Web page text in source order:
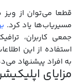
قطعا می‌توان از ویز
مسیریاب‌ها یاد کرد.
جمعی کاربران،
استفاده از این
به افراد پیشنهاد
مزایای